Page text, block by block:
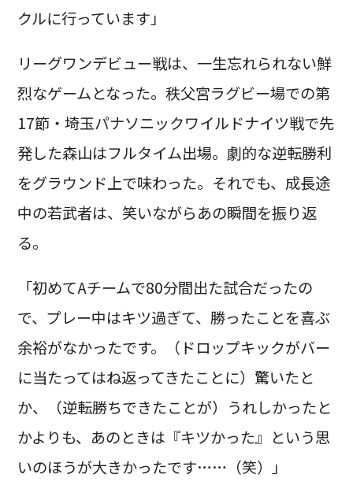
クルに行っています」
リーグワンデビュー戦は、一生忘れられない鮮
烈なゲームとなった。秩父宮ラグビー場での第
17節・埼玉パナソニックワイルドナイツ戦で先
発した森山はフルタイム出場。劇的な逆転勝利
をグラウンド上で味わった。それでも、成長途
中の若武者は、笑いながらあの瞬間を振り返
る。
「初めてAチームで80分間出た試合だったの
で、プレー中はキツ過ぎて、勝ったことを喜ぶ
余裕がなかったです。（ドロップキックがバー
に当たってはね返ってきたことに）驚いたと
か、（逆転勝ちできたことが）うれしかったと
かよりも、あのときは『キツかった』という思
いのほうが大きかったです……（笑）」